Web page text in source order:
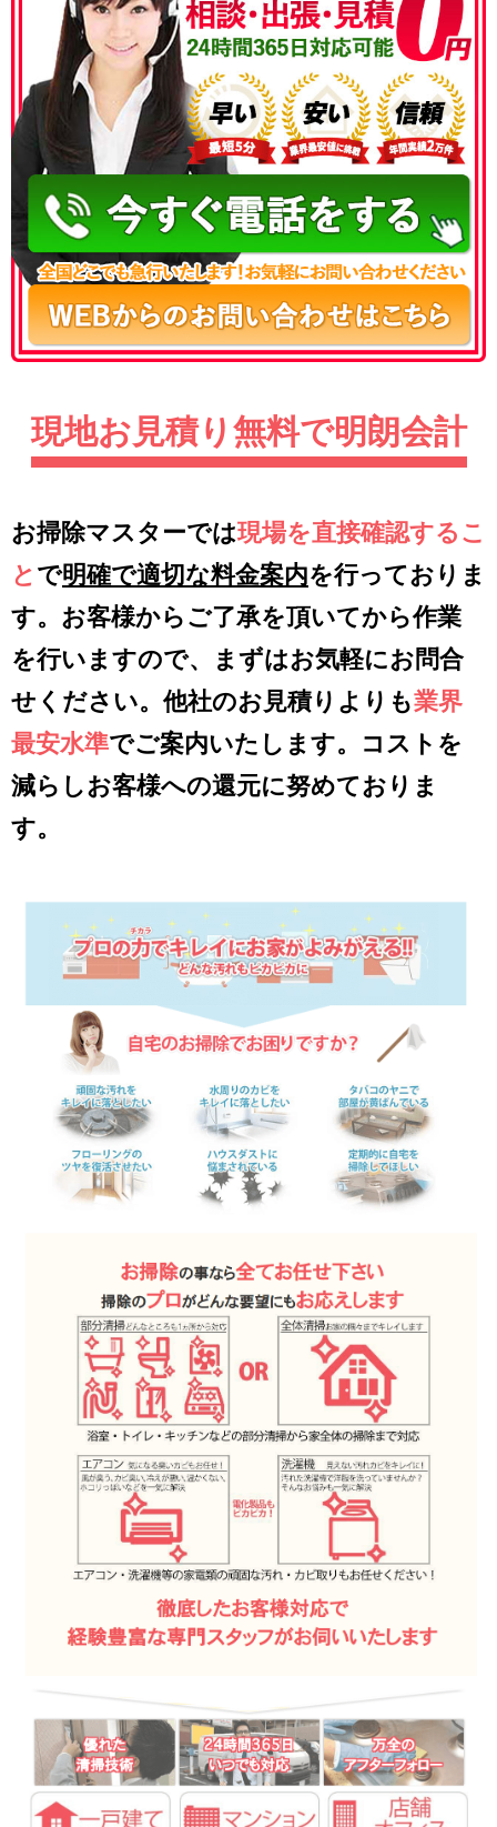
050-3177-5687
現地お見積り無料で明朗会計
お掃除マスターでは現場を直接確認するこ
と で明確で適切な料金案内を行っておりま
す。お客様からご了承を頂いてから作業
を行いますので、まずはお気軽にお問合
せください。他社のお見積りよりも業界
最安水準でご案内いたします。コストを
減らしお客様への還元に努めておりま
す。